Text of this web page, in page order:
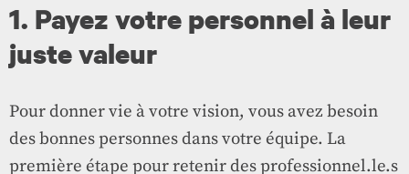
1. Payez votre personnel à leur
juste valeur
Pour donner vie à votre vision, vous avez besoin
des bonnes personnes dans votre équipe. La
première étape pour retenir des professionnel.le.s